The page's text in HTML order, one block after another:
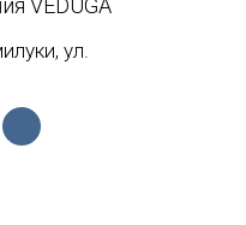
ул.